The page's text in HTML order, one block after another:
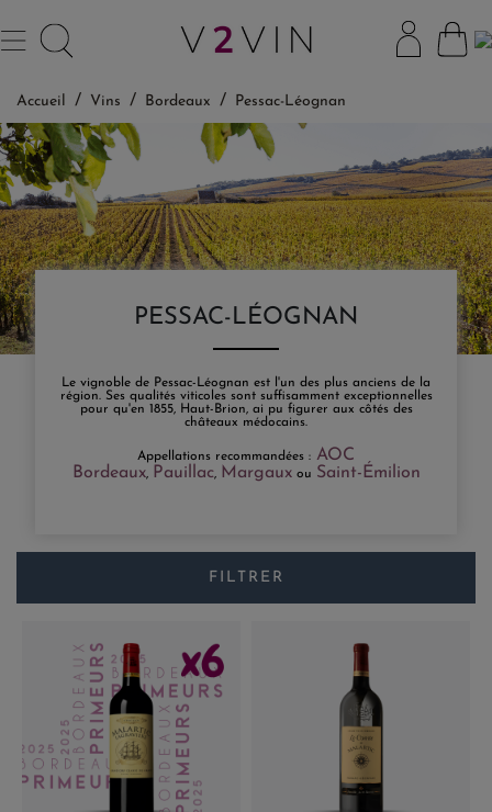
Accueil Vins Bordeaux Pessac-Léognan
PESSAC-LÉOGNAN
Le vignoble de Pessac-Léognan est l'un des plus anciens de la
région. Ses qualités viticoles sont suffisamment exceptionnelles
pour qu'en 1855, Haut-Brion, ai pu figurer aux côtés des
châteaux médocains.
Appellations recommandées : AOC
Bordeaux, Pauillac, Margauxou Saint-Émilion
FILTRER